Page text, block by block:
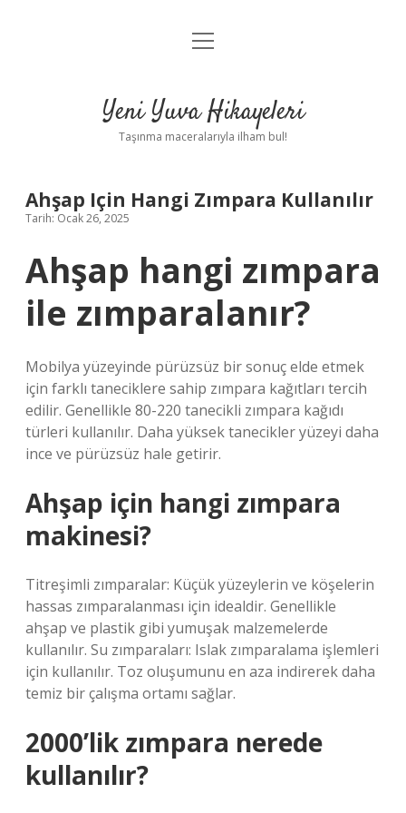
Anasayfa
Yasal Uyarı
menüyü
Yeni Yuva Hikayeleri
Taşınma maceralarıyla ilham bul!
Ahşap Için Hangi Zımpara Kullanılır
Tarih: Ocak 26, 2025
Ahşap hangi zımpara
ile zımparalanır?
Mobilya yüzeyinde pürüzsüz bir sonuç elde etmek
için farklı taneciklere sahip zımpara kağıtları tercih
edilir. Genellikle 80-220 tanecikli zımpara kağıdı
türleri kullanılır. Daha yüksek tanecikler yüzeyi daha
ince ve pürüzsüz hale getirir.
Ahşap için hangi zımpara
makinesi?
Titreşimli zımparalar: Küçük yüzeylerin ve köşelerin
hassas zımparalanması için idealdir. Genellikle
ahşap ve plastik gibi yumuşak malzemelerde
kullanılır. Su zımparaları: Islak zımparalama işlemleri
için kullanılır. Toz oluşumunu en aza indirerek daha
temiz bir çalışma ortamı sağlar.
2000’lik zımpara nerede
kullanılır?